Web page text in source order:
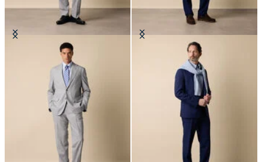
Abito in Lana Vergine Superfine
Abito in Lana Vergine Superfine